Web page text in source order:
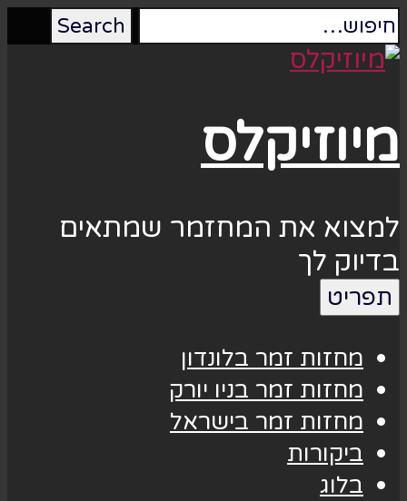
מיוזיקלס
למצוא את המחזמר שמתאים
בדיוק לך
תפריט
מחזות זמר בלונדון
מחזות זמר בניו יורק
מחזות זמר בישראל
ביקורות
בלוג